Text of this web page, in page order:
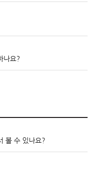
나요?
볼 수 있나요?